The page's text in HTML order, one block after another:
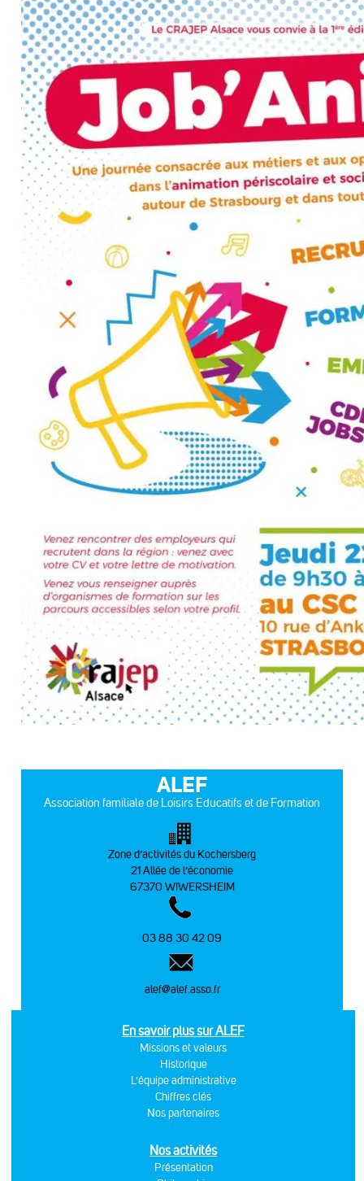
ALEF
Association familiale de Loisirs Educatifs et de Formation
Zone d’activités du Kochersberg
21 Allée de l’économie
67370 WIWERSHEIM
03 88 30 42 09
alef@alef.asso.fr
En savoir plus sur ALEF
Missions et valeurs
Historique
L'équipe administrative
Chiffres clés
Nos partenaires
Nos activités
Présentation